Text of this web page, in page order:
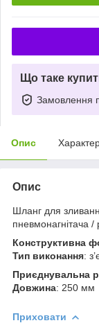
Що таке
Замовлення
Опис
Опис
Шланг для
пневмонагнітача /
Конструктивна
Тип виконання:
Приєднувальна
Довжина: 250 мм
Приховати